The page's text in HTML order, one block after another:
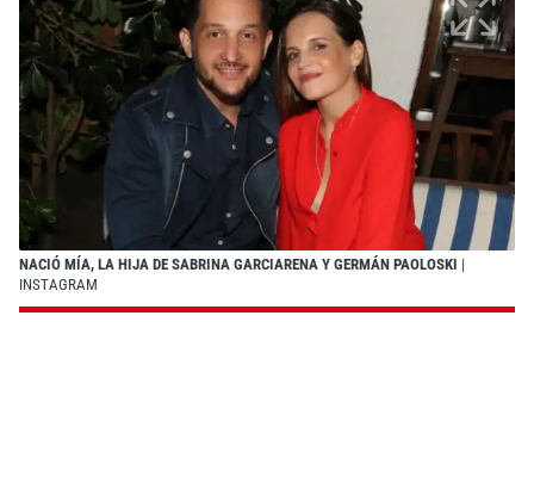
NACIÓ MÍA, LA HIJA DE SABRINA GARCIARENA Y GERMÁN PAOLOSKI |
INSTAGRAM